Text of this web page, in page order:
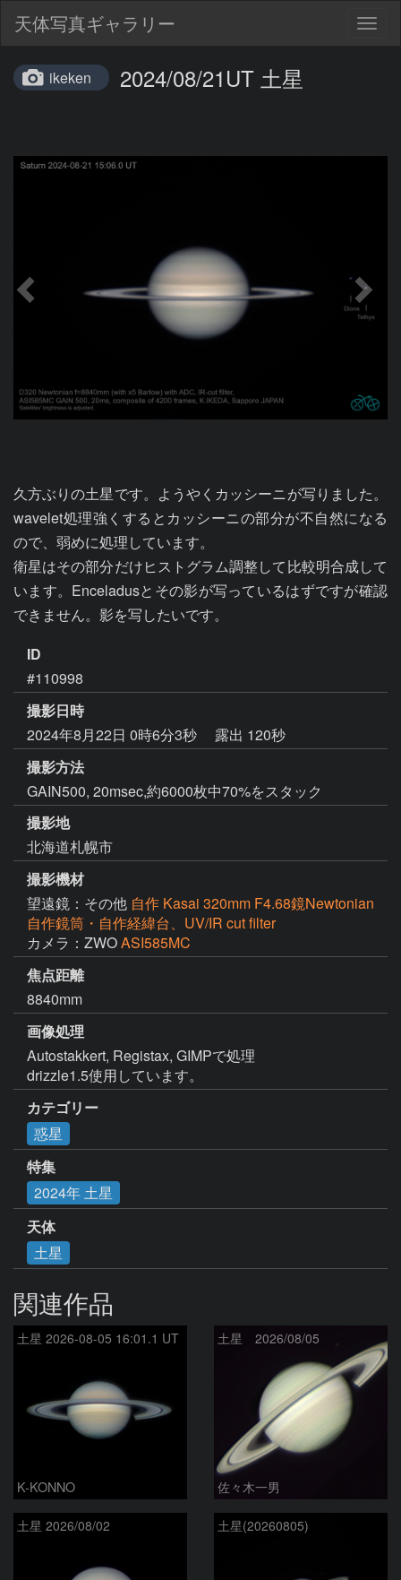
天体写真ギャラリー
ikeken 2024/08/21UT 土星
久方ぶりの土星です。ようやくカッシーニが写りました。
wavelet処理強くするとカッシーニの部分が不自然になる
ので、弱めに処理しています。
衛星はその部分だけヒストグラム調整して比較明合成して
います。Enceladusとその影が写っているはずですが確認
できません。影を写したいです。
ID
#110998
撮影日時
2024年8月22日 0時6分3秒
露出 120秒
撮影方法
GAIN500, 20msec,約6000枚中70%をスタック
撮影地
北海道札幌市
撮影機材
望遠鏡：その他 自作 Kasai 320mm F4.68鏡Newtonian
自作鏡筒・自作経緯台、UV/IR cut filter
カメラ：ZWOASI585MC
焦点距離
8840mm
画像処理
Autostakkert, Registax, GIMPで処理
カテゴリー
惑星
特集
2024年 土星
天体
土星
関連作品
土星 2026-08-05 16:01.1 UT
K-KONNO
土星 2026/08/05
佐々木一男
土星 2026/08/02 土星(20260805)